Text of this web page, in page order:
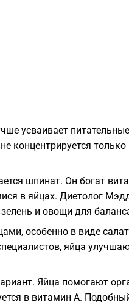
усваивает
концентрируется
шпинат. Он богат
в яйцах. Диетолог
и овощи для
особенно в виде
яйца
Яйца помогают
в витамин A.